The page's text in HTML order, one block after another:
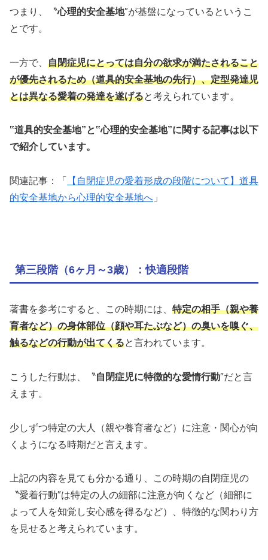
つまり、〝心理的安全基地″が基盤になっているというこ
とです。
一方で、 自閉症児にとっては自分の欲求が満たされること
が優先されるため（道具的安全基地の先行）、定型発達児
とは異なる愛着の発達を遂げると考えられています。
‟道具的安全基地”と‟心理的安全基地”に関する記事は以下
で紹介しています。
関連記事：「
【自閉症児の愛着形成の段階について】道具
的安全基地から心理的安全基地へ 」
第三段階（6ヶ月～3歳）：快適段階
著書を参考にすると、この時期には、 特定の相手（親や養
育者など）の身体部位（顔や耳たぶなど）の臭いを嗅ぐ、
触るなどの行動が出てくると言われています。
こうした行動は、〝自閉症児に特徴的な愛情行動″だと言
えます。
少しずつ特定の大人（親や養育者など）に注意・関心が向
くようになる時期だと言えます。
上記の内容を見ても分かる通り、この時期の自閉症児の
〝愛着行動″は特定の人の細部に注意が向くなど（細部に
よって人を知覚し安心感を得るなど）、特徴的な関わり方
を見せると考えられています。